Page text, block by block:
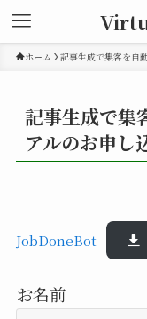
ホーム 記事生成で集客を自
記事生成で集
アルのお申し
JobDoneBot
お名前